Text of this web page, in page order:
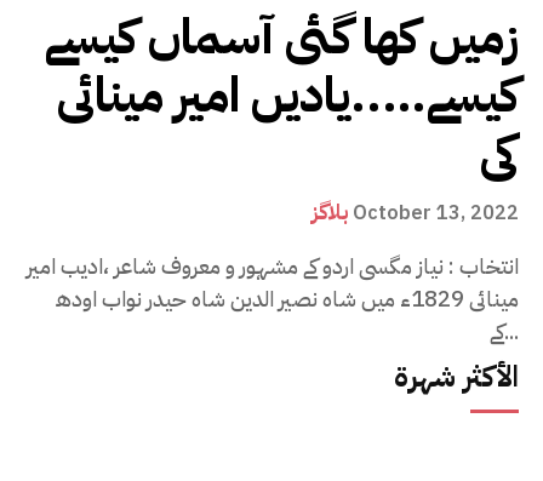
زمیں کھا گئی آسماں کیسے
کیسے…..یادیں امیر مینائی
کی
بلاگز October 13, 2022
انتخاب : نیاز مگسی اردو کے مشہور و معروف شاعر ،ادیب امیر
مینائی 1829ء میں شاہ نصیر الدین شاہ حیدر نواب اودھ
کے...
الأكثر شهرة